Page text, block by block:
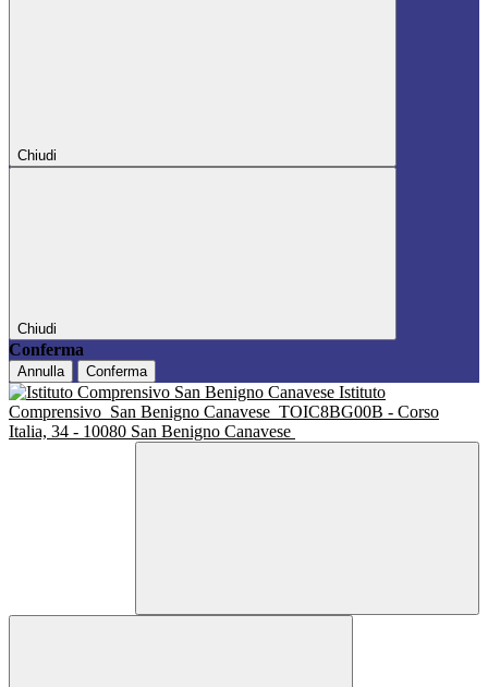
Chiudi
Chiudi
Conferma
Annulla Conferma
Istituto
Comprensivo San Benigno Canavese TOIC8BG00B - Corso
Italia, 34 - 10080 San Benigno Canavese